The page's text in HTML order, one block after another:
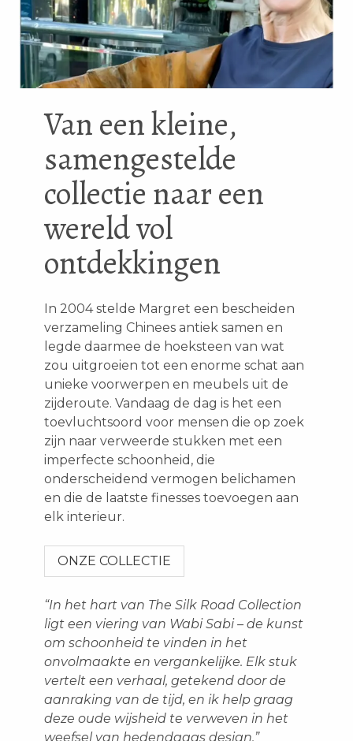
Van een kleine,
samengestelde
collectie naar een
wereld vol
ontdekkingen
In 2004 stelde Margret een bescheiden
verzameling Chinees antiek samen en
legde daarmee de hoeksteen van wat
zou uitgroeien tot een enorme schat aan
unieke voorwerpen en meubels uit de
zijderoute. Vandaag de dag is het een
toevluchtsoord voor mensen die op zoek
zijn naar verweerde stukken met een
imperfecte schoonheid, die
onderscheidend vermogen belichamen
en die de laatste finesses toevoegen aan
elk interieur.
ONZE COLLECTIE
“In het hart van The Silk Road Collection
ligt een viering van Wabi Sabi – de kunst
om schoonheid te vinden in het
onvolmaakte en vergankelijke. Elk stuk
vertelt een verhaal, getekend door de
aanraking van de tijd, en ik help graag
deze oude wijsheid te verweven in het
weefsel van hedendaags design.”